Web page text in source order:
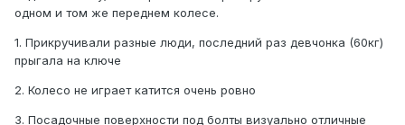
одном и том же переднем колесе.
1. Прикручивали разные люди, последний раз девчонка (60кг)
прыгала на ключе
2. Колесо не играет катится очень ровно
3. Посадочные поверхности под болты визуально отличные